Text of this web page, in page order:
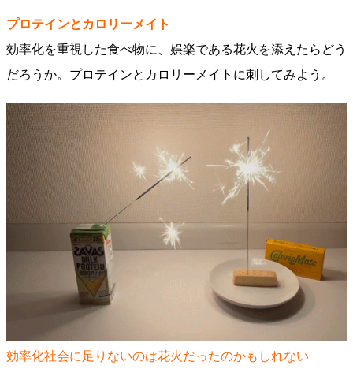
プロテインとカロリーメイト
効率化を重視した食べ物に、娯楽である花火を添えたらどう
だろうか。プロテインとカロリーメイトに刺してみよう。
効率化社会に足りないのは花火だったのかもしれない